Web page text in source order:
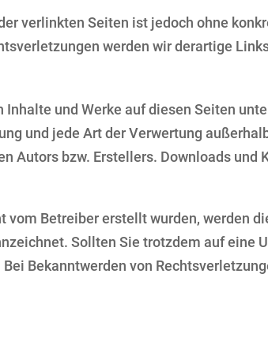
verlinkten Seiten ist jedoch ohne
werden wir derartige
und Werke auf diesen Seiten
und jede Art der Verwertung
Autors bzw. Erstellers. Downloads und
Betreiber erstellt wurden, werden
Sollten Sie trotzdem auf eine
Bekanntwerden von